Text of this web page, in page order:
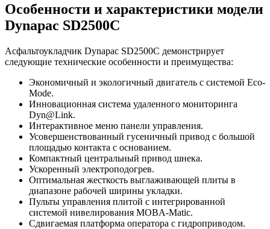
Особенности и характеристики модели
Dynapac SD2500C
Асфальтоукладчик Dynapac SD2500C демонстрирует
следующие технические особенности и преимущества:
Экономичный и экологичный двигатель с системой Eco-
Mode.
Инновационная система удаленного мониторинга
Dyn@Link.
Интерактивное меню панели управления.
Усовершенствованный гусеничный привод с большой
площадью контакта с основанием.
Компактный центральный привод шнека.
Ускоренный электроподогрев.
Оптимальная жесткость выглаживающей плиты в
диапазоне рабочей ширины укладки.
Пульты управления плитой с интегрированной
системой нивелирования MOBA-Matic.
Сдвигаемая платформа оператора с гидроприводом.